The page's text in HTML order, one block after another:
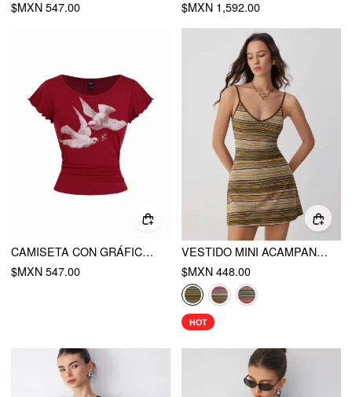
$MXN 547.00
$MXN 1,592.00
CAMISETA CON GRÁFICO DE PÁJARO, CUELLO BARCO Y MANGAS CON VOLANTES
$MXN 547.00
VESTIDO MINI ACAMPANADO DE PUNTO CON ESCOTE EN V Y RAYAS
$MXN 448.00
HOT